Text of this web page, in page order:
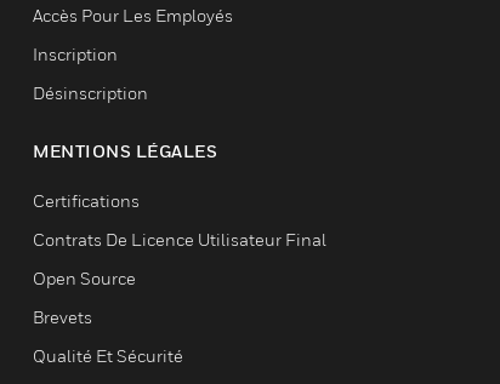
Accès Pour Les Employés
Inscription
Désinscription
MENTIONS LÉGALES
Certifications
Contrats De Licence Utilisateur Final
Open Source
Brevets
Qualité Et Sécurité